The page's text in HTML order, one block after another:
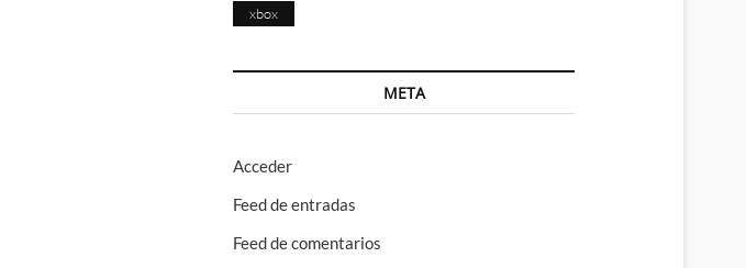
xbox
META
Acceder
Feed de entradas
Feed de comentarios